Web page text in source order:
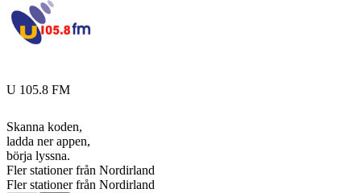
U 105.8 FM
Skanna koden,
ladda ner appen,
börja lyssna.
Fler stationer från Nordirland
Fler stationer från Nordirland